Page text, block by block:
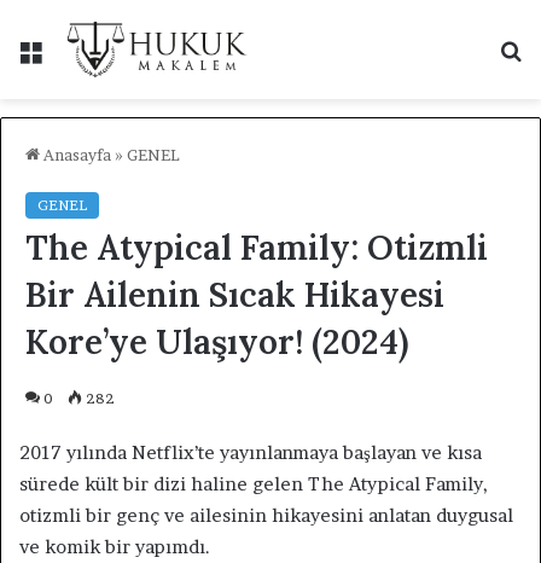
Menü
...
Anasayfa » GENEL
GENEL
The Atypical Family: Otizmli
Bir Ailenin Sıcak Hikayesi
Kore’ye Ulaşıyor! (2024)
0 282
2017 yılında Netflix’te yayınlanmaya başlayan ve kısa
sürede kült bir dizi haline gelen The Atypical Family,
otizmli bir genç ve ailesinin hikayesini anlatan duygusal
ve komik bir yapımdı.